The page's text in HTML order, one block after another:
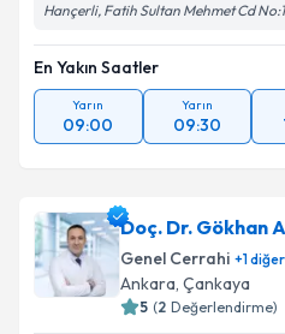
Hançerli, Fatih Sultan Mehmet Cd
En Yakın Saatler
Yarın
09:00
Yarın
09:30
Doç. Dr. Gökhan
Genel Cerrahi +1diğer
Ankara, Çankaya
5 (2 Değerlendirme)